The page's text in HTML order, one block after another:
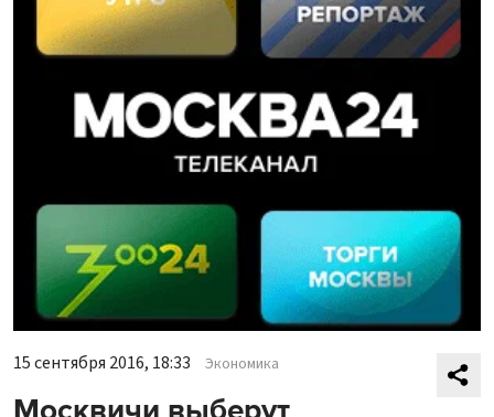
15 сентября 2016, 18:33 Экономика